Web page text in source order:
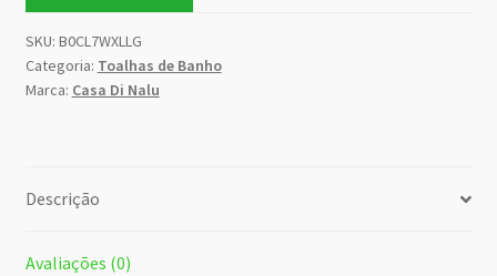
SKU: B0CL7WXLLG
Categoria: Toalhas de Banho
Marca: Casa Di Nalu
Descrição
Avaliações (0)